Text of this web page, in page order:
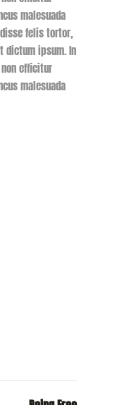
malesuada
felis tortor,
dictum ipsum. In
efficitur
malesuada